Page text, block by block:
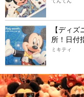
【ディ
所！日付
ミキティ